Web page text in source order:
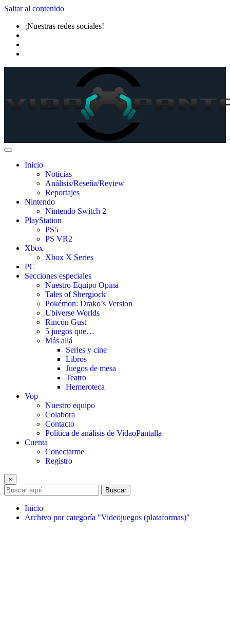
Saltar al contenido
¡Nuestras redes sociales!
Inicio
Noticias
Análisis/Reseña/Review
Reportajes
Nintendo
Nintendo Switch 2
PlayStation
PS5
PS VR2
Xbox
Xbox X Series
PC
Secciones especiales
Nuestro Equipo Opina
Tales of Shergiock
Pokémon: Drako’s Version
Ubiverse Worlds
Rincón Gust
5 juegos que…
Más allá
Series y cine
Libros
Juegos de mesa
Teatro
Hemeroteca
Vop
Nuestro equipo
Colabora
Contacto
Política de análisis de VidaoPantalla
Cuenta
Conectarme
Registro
×
Buscar
Inicio
Archivo por categoría "Videojuegos (plataformas)"